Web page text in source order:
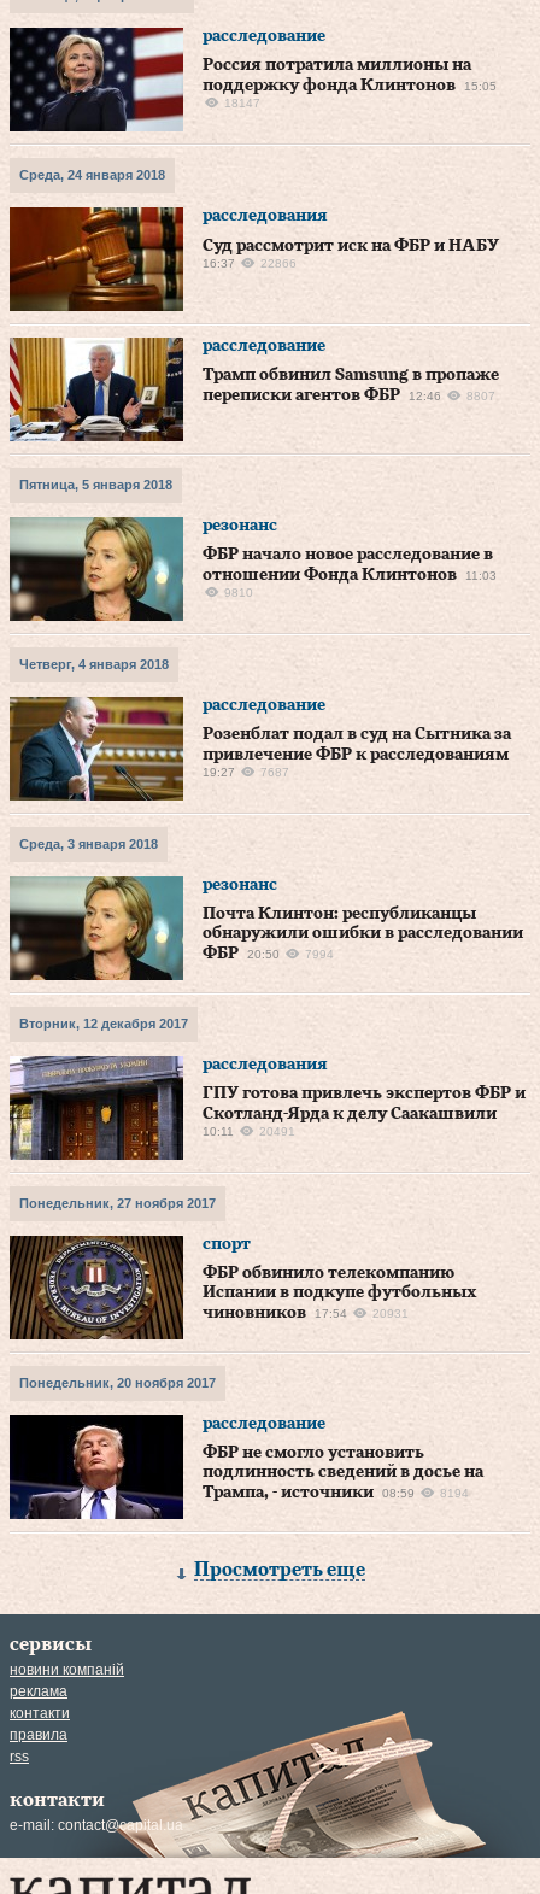
расследование
Россия потратила миллионы на
поддержку фонда Клинтонов
15:05
18147
Среда, 24 января 2018
расследования
Суд рассмотрит иск на ФБР и НАБУ
16:37 22866
расследование
Трамп обвинил Samsung в пропаже
переписки агентов ФБР
12:46 8807
Пятница, 5 января 2018
резонанс
ФБР начало новое расследование в
отношении Фонда Клинтонов
11:03
9810
Четверг, 4 января 2018
расследование
Розенблат подал в суд на Сытника за
привлечение ФБР к расследованиям
19:27 7687
Среда, 3 января 2018
резонанс
Почта Клинтон: республиканцы
обнаружили ошибки в расследовании
ФБР
20:50 7994
Вторник, 12 декабря 2017
расследования
ГПУ готова привлечь экспертов ФБР и
Скотланд-Ярда к делу Саакашвили
10:11 20491
Понедельник, 27 ноября 2017
спорт
ФБР обвинило телекомпанию
Испании в подкупе футбольных
чиновников
17:54 20931
Понедельник, 20 ноября 2017
расследование
ФБР не смогло установить
подлинность сведений в досье на
Трампа, - источники
08:59 8194
Просмотреть еще
сервисы
новини компаній
реклама
контакти
правила
rss
контакти
e-mail: contact@capital.ua